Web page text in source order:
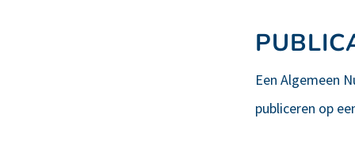
Een Algemeen
publiceren op